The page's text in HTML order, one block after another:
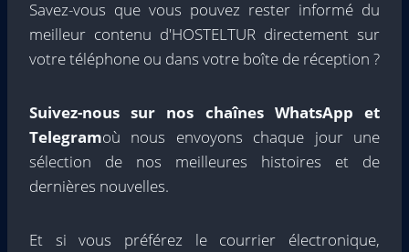
Savez-vous que vous pouvez rester informé du
meilleur contenu d'HOSTELTUR directement sur
votre téléphone ou dans votre boîte de réception ?
Suivez-nous sur nos chaînes WhatsApp et
Telegramoù nous envoyons chaque jour une
sélection de nos meilleures histoires et de
dernières nouvelles.
Et si vous préférez le courrier électronique,